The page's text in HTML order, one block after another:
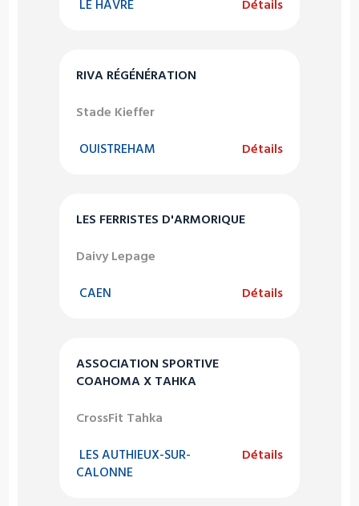
LE HAVRE Détails
RIVA RÉGÉNÉRATION
Stade Kieffer
OUISTREHAM Détails
LES FERRISTES D'ARMORIQUE
Daivy Lepage
CAEN Détails
ASSOCIATION SPORTIVE
COAHOMA X TAHKA
CrossFit Tahka
LES AUTHIEUX-SUR-
CALONNE
Détails